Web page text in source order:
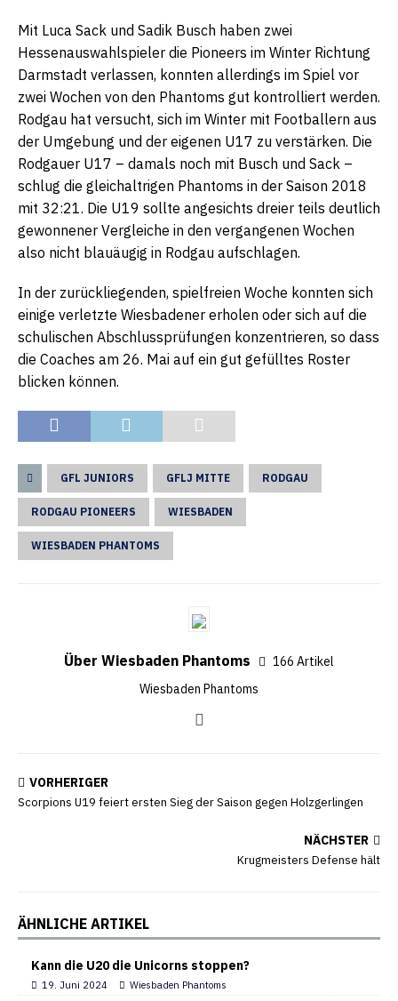
Mit Luca Sack und Sadik Busch haben zwei
Hessenauswahlspieler die Pioneers im Winter Richtung
Darmstadt verlassen, konnten allerdings im Spiel vor
zwei Wochen von den Phantoms gut kontrolliert werden.
Rodgau hat versucht, sich im Winter mit Footballern aus
der Umgebung und der eigenen U17 zu verstärken. Die
Rodgauer U17 – damals noch mit Busch und Sack –
schlug die gleichaltrigen Phantoms in der Saison 2018
mit 32:21. Die U19 sollte angesichts dreier teils deutlich
gewonnener Vergleiche in den vergangenen Wochen
also nicht blauäugig in Rodgau aufschlagen.
In der zurückliegenden, spielfreien Woche konnten sich
einige verletzte Wiesbadener erholen oder sich auf die
schulischen Abschlussprüfungen konzentrieren, so dass
die Coaches am 26. Mai auf ein gut gefülltes Roster
blicken können.
GFL JUNIORS GFLJ MITTE RODGAU
RODGAU PIONEERS WIESBADEN
WIESBADEN PHANTOMS
Über Wiesbaden Phantoms
166 Artikel
Wiesbaden Phantoms
VORHERIGER
Scorpions U19 feiert ersten Sieg der Saison gegen Holzgerlingen
NÄCHSTER
Krugmeisters Defense hält
ÄHNLICHE ARTIKEL
Kann die U20 die Unicorns stoppen?
19. Juni 2024 Wiesbaden Phantoms